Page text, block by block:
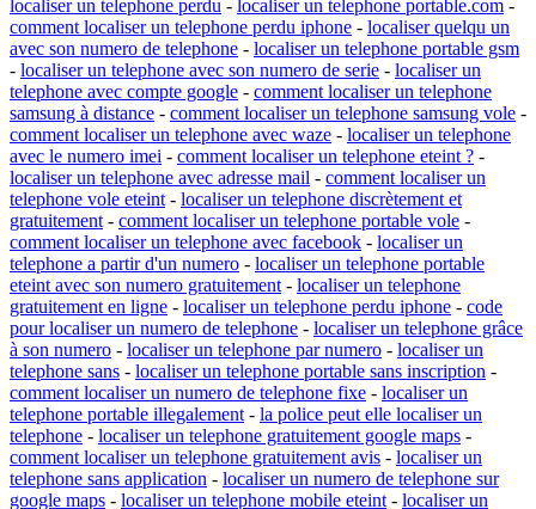
localiser un telephone perdu - localiser un telephone portable.com -
comment localiser un telephone perdu iphone - localiser quelqu un
avec son numero de telephone - localiser un telephone portable gsm
- localiser un telephone avec son numero de serie - localiser un
telephone avec compte google - comment localiser un telephone
samsung à distance - comment localiser un telephone samsung vole -
comment localiser un telephone avec waze - localiser un telephone
avec le numero imei - comment localiser un telephone eteint ? -
localiser un telephone avec adresse mail - comment localiser un
telephone vole eteint - localiser un telephone discrètement et
gratuitement - comment localiser un telephone portable vole -
comment localiser un telephone avec facebook - localiser un
telephone a partir d'un numero - localiser un telephone portable
eteint avec son numero gratuitement - localiser un telephone
gratuitement en ligne - localiser un telephone perdu iphone - code
pour localiser un numero de telephone - localiser un telephone grâce
à son numero - localiser un telephone par numero - localiser un
telephone sans - localiser un telephone portable sans inscription -
comment localiser un numero de telephone fixe - localiser un
telephone portable illegalement - la police peut elle localiser un
telephone - localiser un telephone gratuitement google maps -
comment localiser un telephone gratuitement avis - localiser un
telephone sans application - localiser un numero de telephone sur
google maps - localiser un telephone mobile eteint - localiser un